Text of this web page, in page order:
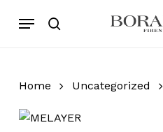
Products
search
Menu
Cart
Home Uncategorized